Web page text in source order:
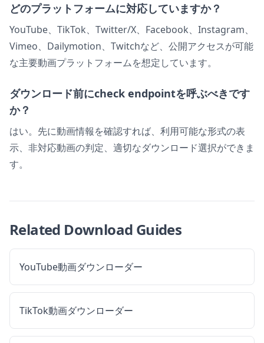
どのプラットフォームに対応していますか？
YouTube、TikTok、Twitter/X、Facebook、Instagram、
Vimeo、Dailymotion、Twitchなど、公開アクセスが可能
な主要動画プラットフォームを想定しています。
ダウンロード前にcheck endpointを呼ぶべきです
か？
はい。先に動画情報を確認すれば、利用可能な形式の表
示、非対応動画の判定、適切なダウンロード選択ができま
す。
Related Download Guides
YouTube動画ダウンローダー
TikTok動画ダウンローダー